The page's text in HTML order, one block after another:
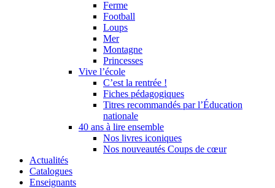
Ferme
Football
Loups
Mer
Montagne
Princesses
Vive l’école
C’est la rentrée !
Fiches pédagogiques
Titres recommandés par l’Éducation
nationale
40 ans à lire ensemble
Nos livres iconiques
Nos nouveautés Coups de cœur
Actualités
Catalogues
Enseignants